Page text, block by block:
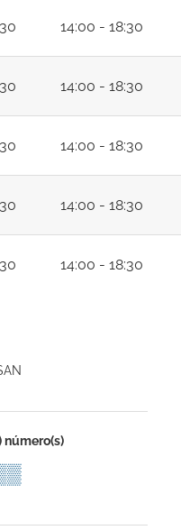
14:00 - 18:30
14:00 - 18:30
14:00 - 18:30
14:00 - 18:30
14:00 - 18:30
número(s)